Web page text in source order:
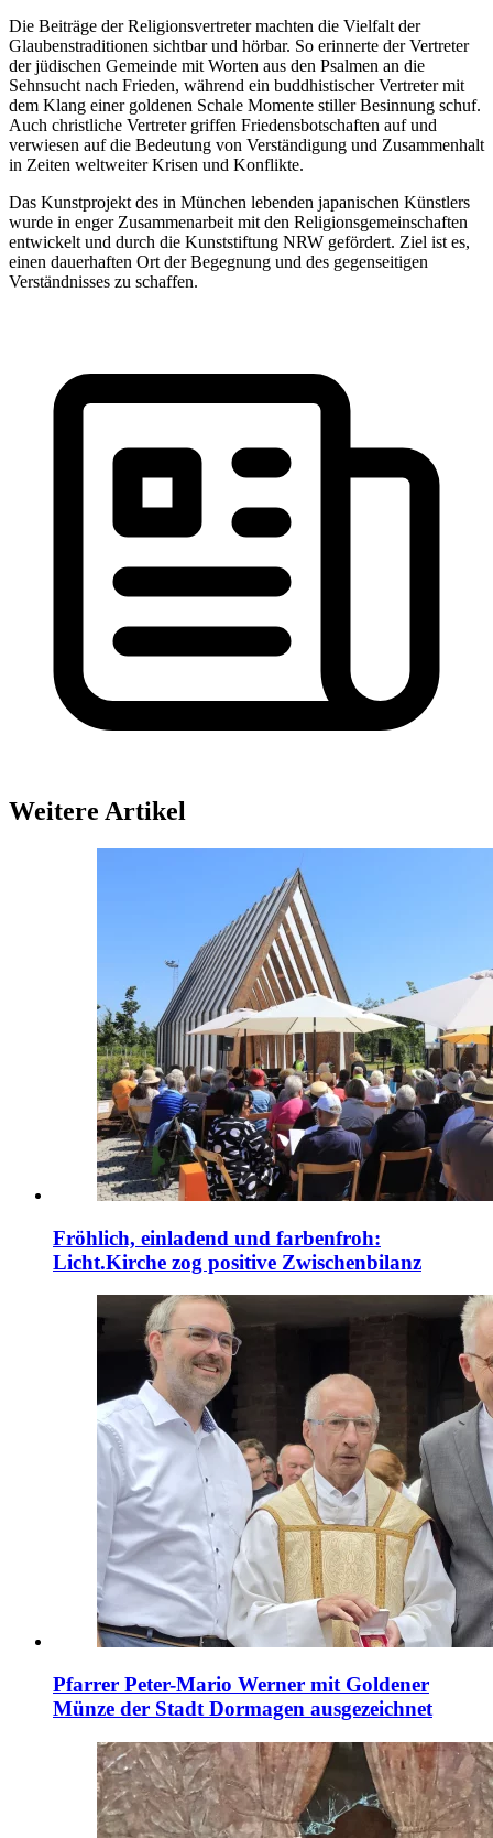
Die Beiträge der Religionsvertreter machten die Vielfalt der
Glaubenstraditionen sichtbar und hörbar. So erinnerte der Vertreter
der jüdischen Gemeinde mit Worten aus den Psalmen an die
Sehnsucht nach Frieden, während ein buddhistischer Vertreter mit
dem Klang einer goldenen Schale Momente stiller Besinnung schuf.
Auch christliche Vertreter griffen Friedensbotschaften auf und
verwiesen auf die Bedeutung von Verständigung und Zusammenhalt
in Zeiten weltweiter Krisen und Konflikte.
Das Kunstprojekt des in München lebenden japanischen Künstlers
wurde in enger Zusammenarbeit mit den Religionsgemeinschaften
entwickelt und durch die Kunststiftung NRW gefördert. Ziel ist es,
einen dauerhaften Ort der Begegnung und des gegenseitigen
Verständnisses zu schaffen.
Weitere Artikel
Fröhlich, einladend und farbenfroh:
Licht.Kirche zog positive Zwischenbilanz
Pfarrer Peter-Mario Werner mit Goldener
Münze der Stadt Dormagen ausgezeichnet